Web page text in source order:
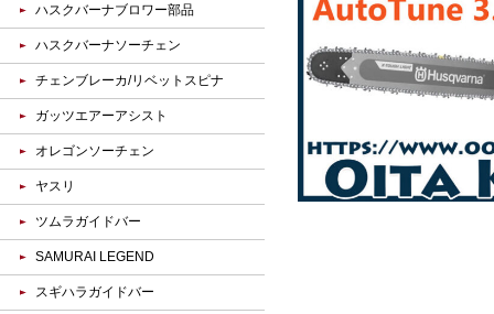
ハスクバーナブロワー部品
ハスクバーナソーチェン
チェンブレーカ/リベットスピナ
ガッツエアーアシスト
オレゴンソーチェン
ヤスリ
ツムラガイドバー
SAMURAI LEGEND
スギハラガイドバー